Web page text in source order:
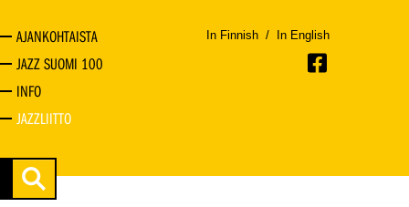
AJANKOHTAISTA
JAZZ SUOMI 100
INFO
JAZZLIITTO
In Finnish / In English